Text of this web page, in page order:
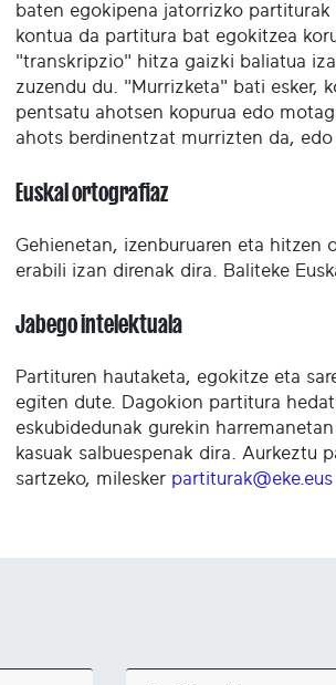
baten egokipena jatorrizko
kontua da partitura bat egokitzea
"transkripzio" hitza gaizki baliatua
zuzendu du. "Murrizketa" bati esker,
pentsatu ahotsen kopurua edo
ahots berdinentzat murrizten da,
Euskal ortografiaz
Gehienetan, izenburuaren eta
erabili izan direnak dira. Baliteke
Jabego intelektuala
Partituren hautaketa, egokitze eta
egiten dute. Dagokion partitura
eskubidedunak gurekin
kasuak salbuespenak dira. Aurkeztu
sartzeko, milesker partiturak@eke.eus